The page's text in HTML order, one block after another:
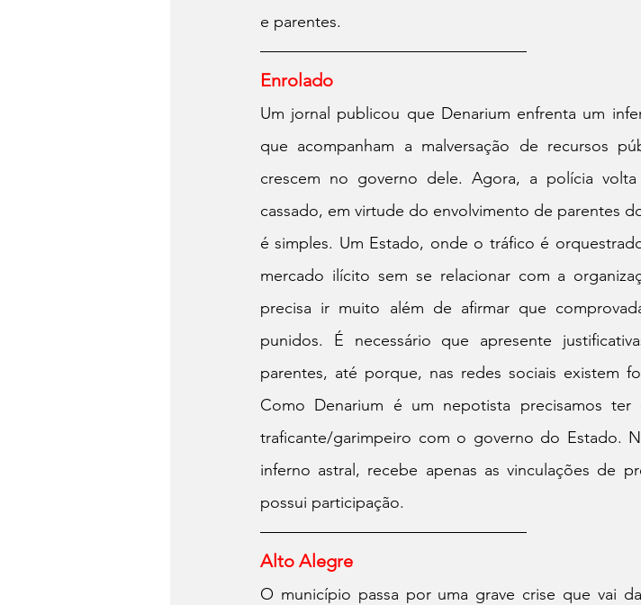
e parentes.
Enrolado
Um jornal publicou que Denarium enfrenta um
que acompanham a malversação de recursos
crescem no governo dele. Agora, a polícia
cassado, em virtude do envolvimento de parentes
é simples. Um Estado, onde o tráfico é
mercado ilícito sem se relacionar com a
precisa ir muito além de afirmar que
punidos. É necessário que apresente
parentes, até porque, nas redes sociais existem
Como Denarium é um nepotista precisamos
traficante/garimpeiro com o governo do Estado.
inferno astral, recebe apenas as vinculações de
possui participação.
Alto Alegre
O município passa por uma grave crise que vai